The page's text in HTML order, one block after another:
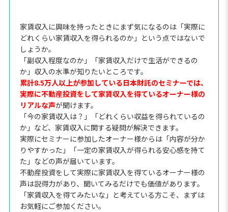
家賃収入に興味を持ったときにまず気になるのは「実際に
どれくらい家賃収入を得られるのか」という点ではないで
しょうか。
「副収入程度なのか」「家賃収入だけで生活ができるの
か」収入の水準が知りたいところです。
累計8.5万人以上が参加している日本財託のセミナーでは、
実際に不動産投資をして家賃収入を得ているオーナー様の
リアルな声が聞けます。
「今の家賃収入は？」「どれくらい収益を得られているの
か」など、家賃収入に関する疑問が解決できます。
実際にセミナーに参加したオーナー様からは「内容が分か
りやすかった」「一定の家賃収入が得られる安心感を持て
た」などの声が届いています。
不動産投資をして実際に家賃収入を得ているオーナー様の
声は説得力があり、聞いてみるだけでも価値があります。
「家賃収入を得てみたいな」と考えている方こそ、まずは
お気軽にご参加ください。